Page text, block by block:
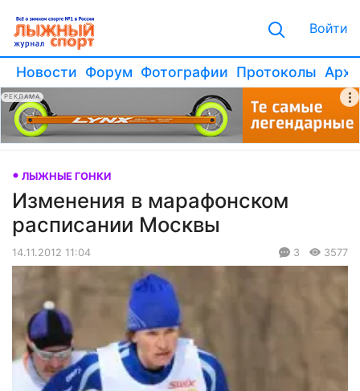
Войти
Новости Форум Фотографии Протоколы
РЕКЛАМА
ЛЫЖНЫЕ ГОНКИ
Изменения в марафонском
расписании Москвы
14.11.2012 11:04 3 3577